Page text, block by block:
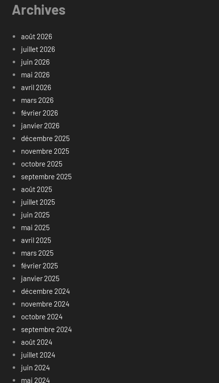
Archives
août 2026
juillet 2026
juin 2026
mai 2026
avril 2026
mars 2026
février 2026
janvier 2026
décembre 2025
novembre 2025
octobre 2025
septembre 2025
août 2025
juillet 2025
juin 2025
mai 2025
avril 2025
mars 2025
février 2025
janvier 2025
décembre 2024
novembre 2024
octobre 2024
septembre 2024
août 2024
juillet 2024
juin 2024
mai 2024